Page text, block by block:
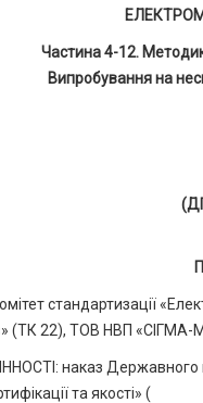
Частина 4-12.
Випробування на
стандартизації
(ТК 22), ТОВ НВП «СІГМА-
наказ Державного
та якості» (